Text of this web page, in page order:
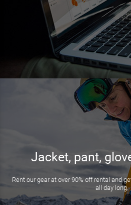
Jacket, pant,
Rent our gear at over 90% off rental and
all day long.